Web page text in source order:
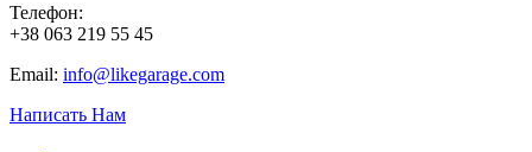
Телефон:
+38 063 219 55 45
Email: info@likegarage.com
Написать Нам